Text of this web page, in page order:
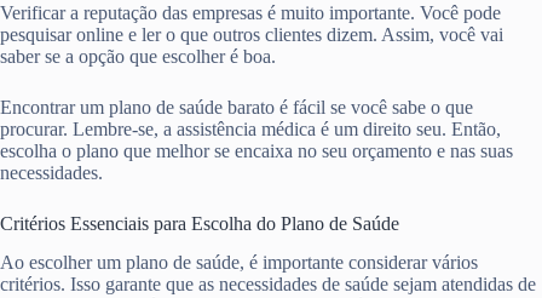
Verificar a reputação das empresas é muito importante. Você pode
pesquisar online e ler o que outros clientes dizem. Assim, você vai
saber se a opção que escolher é boa.
Encontrar um plano de saúde barato é fácil se você sabe o que
procurar. Lembre-se, a assistência médica é um direito seu. Então,
escolha o plano que melhor se encaixa no seu orçamento e nas suas
necessidades.
Critérios Essenciais para Escolha do Plano de Saúde
Ao escolher um plano de saúde, é importante considerar vários
critérios. Isso garante que as necessidades de saúde sejam atendidas de